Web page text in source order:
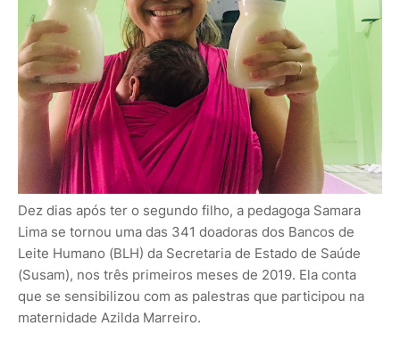
Dez dias após ter o segundo filho, a pedagoga Samara
Lima se tornou uma das 341 doadoras dos Bancos de
Leite Humano (BLH) da Secretaria de Estado de Saúde
(Susam), nos três primeiros meses de 2019. Ela conta
que se sensibilizou com as palestras que participou na
maternidade Azilda Marreiro.